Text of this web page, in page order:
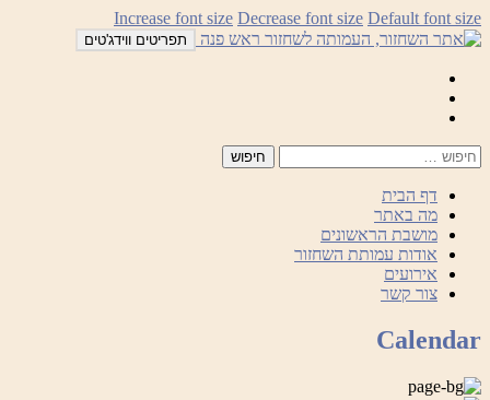
לדלג
לתוכן
Increase font size Decrease font size Default font size
תפריטים ווידג'טים
דף הבית
מה באתר
מושבת הראשונים
אודות עמותת השחזור
אירועים
צור קשר
Calendar